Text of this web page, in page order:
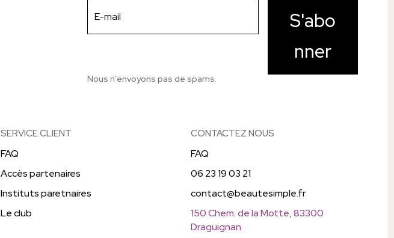
S'abo
nner
Nous n’envoyons pas de spams.
SERVICE CLIENT
FAQ
Accès partenaires
Instituts paretnaires
Le club
CONTACTEZ NOUS
FAQ
06 23 19 03 21
contact@beautesimple.fr
150 Chem. de la Motte, 83300
Draguignan